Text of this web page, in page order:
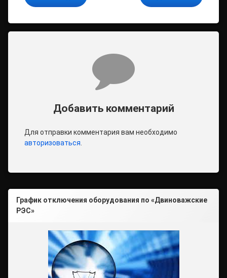
Добавить комментарий
Для отправки комментария вам необходимо
авторизоваться
График отключения оборудования по «Двиноважские
РЭС»